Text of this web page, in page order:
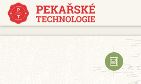
https://www.traditionrolex.com/18